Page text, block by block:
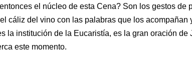
el núcleo de esta Cena? Son los gestos de
cáliz del vino con las palabras que los
la institución de la Eucaristía, es la gran oración
este momento.